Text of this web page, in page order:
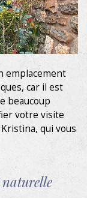
emplacement
car il est
beaucoup
votre visite
qui vous
sur
l'utilisateur
de
les
des